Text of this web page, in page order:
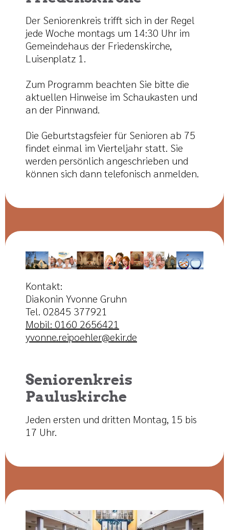
Der Seniorenkreis trifft sich in der Regel
jede Woche montags um 14:30 Uhr im
Gemeindehaus der Friedenskirche,
Luisenplatz 1.
Zum Programm beachten Sie bitte die
aktuellen Hinweise im Schaukasten und
an der Pinnwand.
Die Geburtstagsfeier für Senioren ab 75
findet einmal im Vierteljahr statt. Sie
werden persönlich angeschrieben und
können sich dann telefonisch anmelden.
Kontakt:
Diakonin Yvonne Gruhn
Tel. 02845 377921
Mobil: 0160 2656421
yvonne.reipoehler@ekir.de
Seniorenkreis
Pauluskirche
Jeden ersten und dritten Montag, 15 bis
17 Uhr.